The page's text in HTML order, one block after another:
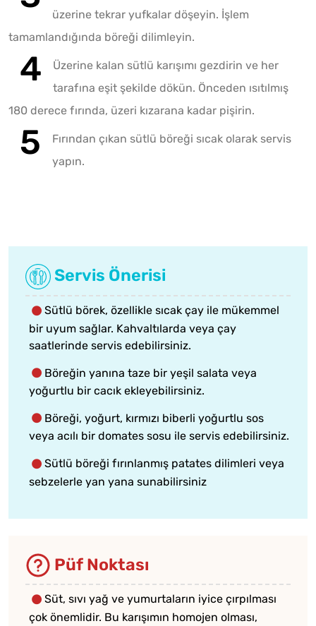
üzerine tekrar yufkalar döşeyin. İşlem
tamamlandığında böreği dilimleyin.
Üzerine kalan sütlü karışımı gezdirin ve her
tarafına eşit şekilde dökün. Önceden ısıtılmış
180 derece fırında, üzeri kızarana kadar pişirin.
Fırından çıkan sütlü böreği sıcak olarak servis
yapın.
Servis Önerisi
Sütlü börek, özellikle sıcak çay ile mükemmel
bir uyum sağlar. Kahvaltılarda veya çay
saatlerinde servis edebilirsiniz.
Böreğin yanına taze bir yeşil salata veya
yoğurtlu bir cacık ekleyebilirsiniz.
Böreği, yoğurt, kırmızı biberli yoğurtlu sos
veya acılı bir domates sosu ile servis edebilirsiniz.
Sütlü böreği fırınlanmış patates dilimleri veya
sebzelerle yan yana sunabilirsiniz
Püf Noktası
Süt, sıvı yağ ve yumurtaların iyice çırpılması
çok önemlidir. Bu karışımın homojen olması,